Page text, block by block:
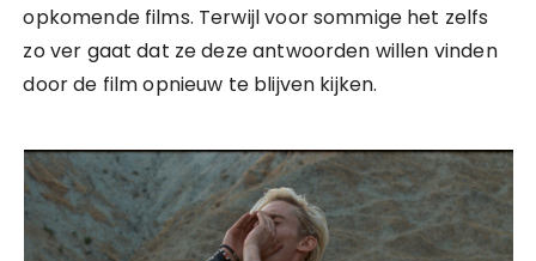
opkomende films. Terwijl voor sommige het zelfs
zo ver gaat dat ze deze antwoorden willen vinden
door de film opnieuw te blijven kijken.